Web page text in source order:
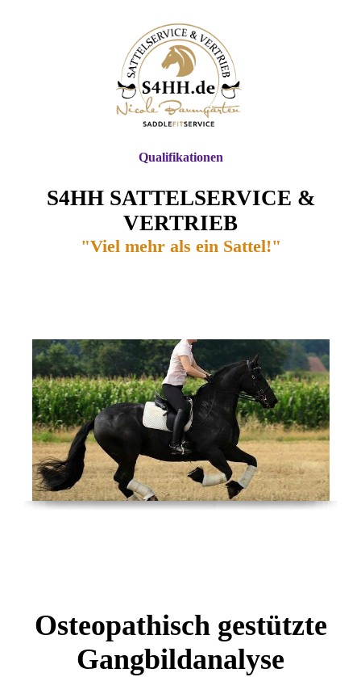
S4HH SATTELSERVICE &
VERTRIEB
"Viel mehr als ein Sattel!"
Qualifikationen
Osteopathisch gestützte
Gangbildanalyse